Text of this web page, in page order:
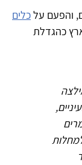
והפעם עלכלים
כהגדלת